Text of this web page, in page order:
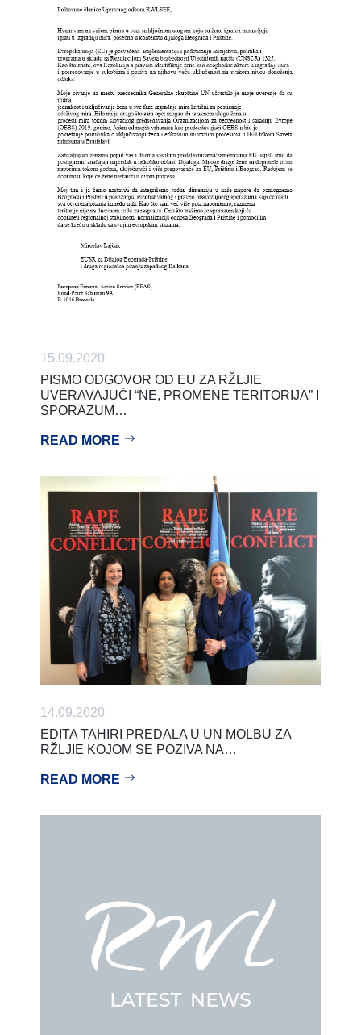
15.09.2020
PISMO ODGOVOR OD EU ZA RŽLJIE
UVERAVAJUĆI “NE, PROMENE TERITORIJA” I
SPORAZUM…
READ MORE
14.09.2020
EDITA TAHIRI PREDALA U UN MOLBU ZA
RŽLJIE KOJOM SE POZIVA NA…
READ MORE